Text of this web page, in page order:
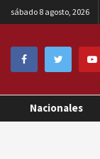
sábado 8 agosto, 2026
Nacionales